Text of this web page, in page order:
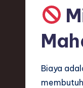
Biaya